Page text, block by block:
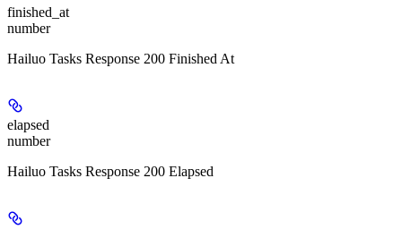
finished_at
number
Hailuo Tasks Response 200 Finished At
elapsed
number
Hailuo Tasks Response 200 Elapsed